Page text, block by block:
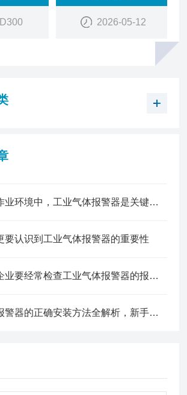
富多样 支持4-20mA，RS485，LoRa无
2026-05-12
在气体风险的作业环境中，工业气体报警器是关键的一道防线
要认识到工业气体报警器的重要性
危险石油化工企业要经常检查工业气体报警器的报警效果
无线可燃气体报警器的正确安装方法全解析，新手也能轻松上手